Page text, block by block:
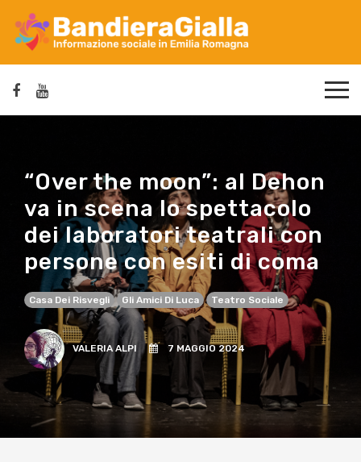
“Over the moon”: al Dehon
va in scena lo spettacolo
dei laboratori teatrali con
persone con esiti di coma
Casa Dei Risvegli Gli Amici Di Luca Teatro Sociale
VALERIA ALPI 7 MAGGIO 2024